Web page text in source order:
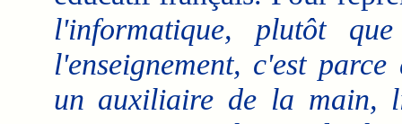
l'informatique, plutôt
l'enseignement, c'est
un auxiliaire de la main,